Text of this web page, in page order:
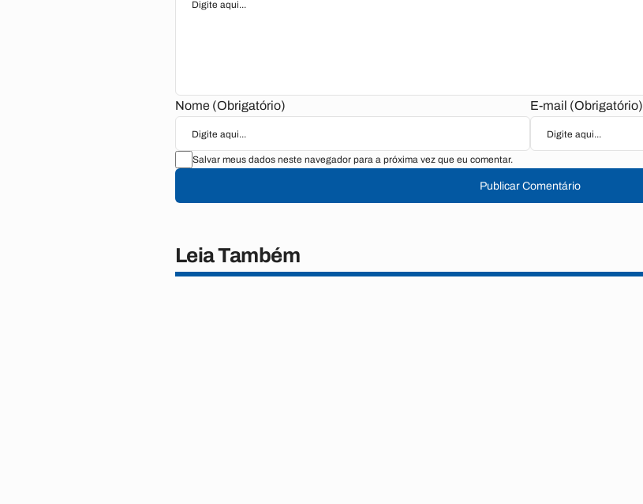
Nome (Obrigatório) E-mail (Obrigatório)
Salvar meus dados neste navegador para a próxima vez que eu comentar.
Publicar Comentário
Leia Também